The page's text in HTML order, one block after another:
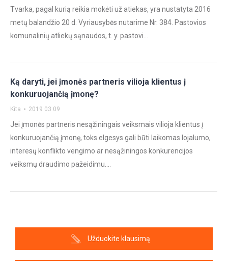
Tvarka, pagal kurią reikia mokėti už atiekas, yra nustatyta 2016
metų balandžio 20 d. Vyriausybės nutarime Nr. 384. Pastovios
komunalinių atliekų sąnaudos, t. y. pastovi…
Ką daryti, jei įmonės partneris vilioja klientus į
konkuruojančią įmonę?
Kita 2019 03 09
Jei įmonės partneris nesąžiningais veiksmais vilioja klientus į
konkuruojančią įmonę, toks elgesys gali būti laikomas lojalumo,
interesų konflikto vengimo ar nesąžiningos konkurencijos
veiksmų draudimo pažeidimu.…
Užduokite klausimą